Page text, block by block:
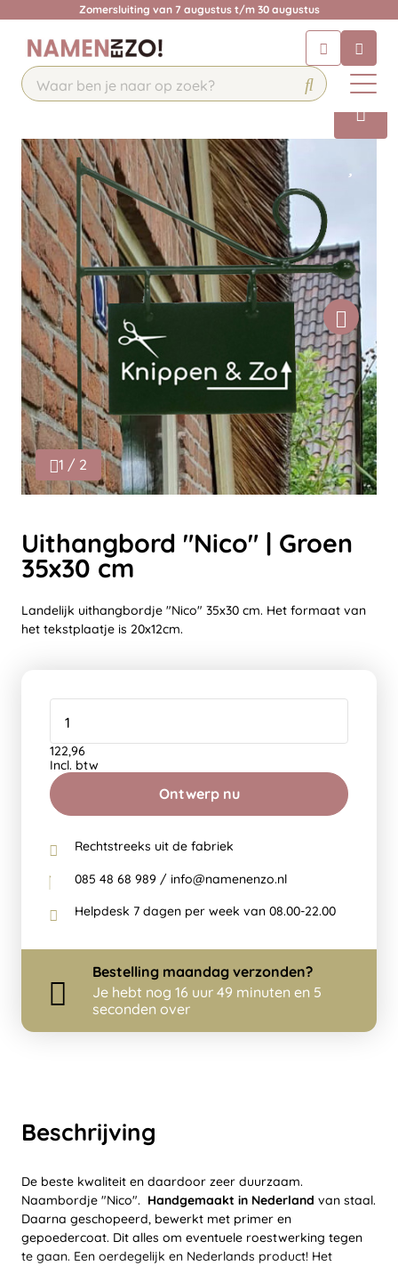
Zomersluiting van 7 augustus t/m 30 augustus
Chat 24/7 met onze chatbot voor
hulp
Contact
Beschrijving
De beste kwaliteit en daardoor zeer duurzaam.
Naambordje "Nico". Handgemaakt in Nederland van staal.
Daarna geschopeerd, bewerkt met primer en
gepoedercoat. Dit alles om eventuele roestwerking tegen
te gaan. Een oerdegelijk en Nederlands product! Het
1 / 2
Uithangbord "Nico" | Groen
35x30 cm
Landelijk uithangbordje "Nico" 35x30 cm. Het formaat van
het tekstplaatje is 20x12cm.
Ontwerp nu
122,96
Incl. btw
Rechtstreeks uit de fabriek
085 48 68 989 / info@namenenzo.nl
Helpdesk 7 dagen per week van 08.00-22.00
Bestelling maandag verzonden?
Je hebt nog 16 uur 49 minuten en 5
seconden over